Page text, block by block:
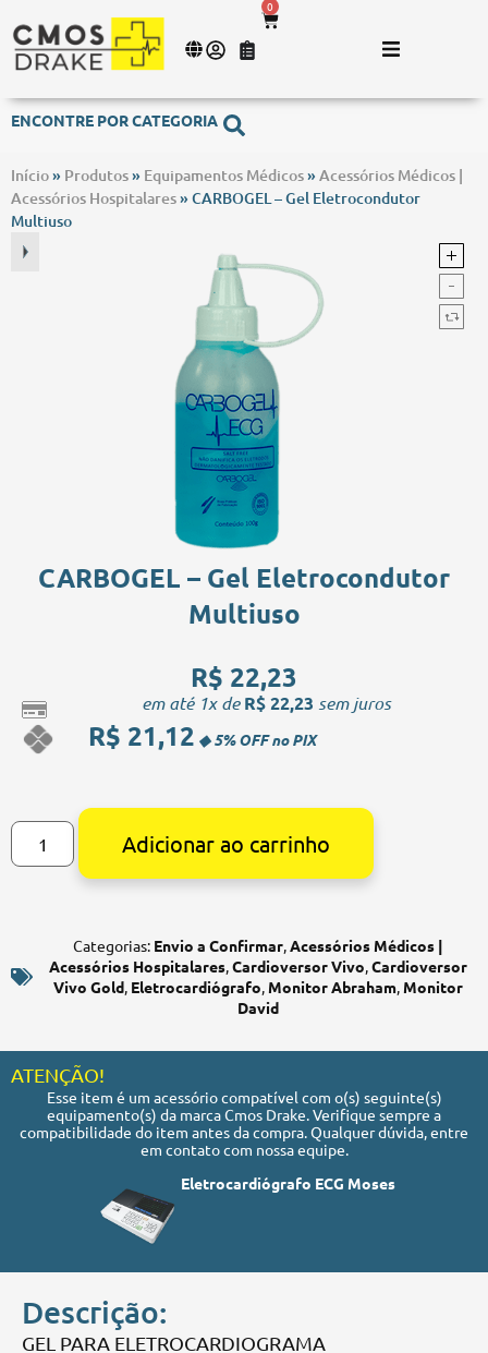
0
ENCONTRE POR CATEGORIA
Início» Produtos» Equipamentos Médicos» Acessórios Médicos |
Acessórios Hospitalares» CARBOGEL – Gel Eletrocondutor
Multiuso
CARBOGEL – Gel Eletrocondutor
Multiuso
R$ 22,23
em até 1x deR$22,23 sem juros
R$ 21,12
Adicionar ao carrinho
Alternative:
Categorias: Envio a Confirmar,Acessórios Médicos |
Acessórios Hospitalares,Cardioversor Vivo,Cardioversor
Vivo Gold, Eletrocardiógrafo, Monitor Abraham, Monitor
David
ATENÇÃO!
Esse item é um acessório compatível com o(s) seguinte(s)
equipamento(s) da marca Cmos Drake. Verifique sempre a
compatibilidade do item antes da compra. Qualquer dúvida, entre
em contato com nossa equipe.
Eletrocardiógrafo ECG Moses
Descrição:
GEL PARA ELETROCARDIOGRAMA